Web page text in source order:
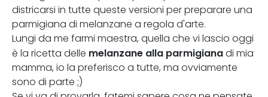
districarsi in tutte queste versioni per preparare una
parmigiana di melanzane a regola d'arte.
Lungi da me farmi maestra, quella che vi lascio oggi
è la ricetta delle melanzane alla parmigiana di mia
mamma, io la preferisco a tutte, ma ovviamente
sono di parte ;)